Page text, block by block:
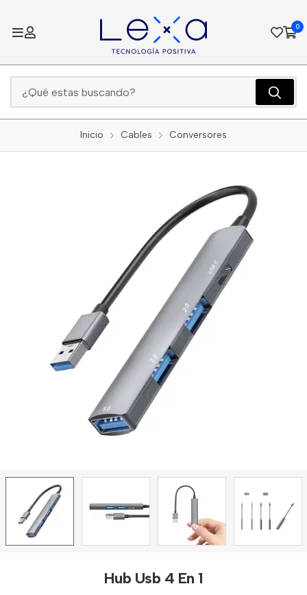
0
Inicio Cables Conversores
Hub Usb 4 En 1